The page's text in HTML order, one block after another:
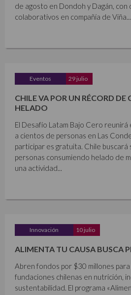
de agosto en Dondoh y Dagán, con
colaborativos en compañía de Viña...
Eventos 29 julio
CHILE VA POR UN RÉCORD DE
HELADO
El Desafío Latam Bajo Cero
a cientos de personas en Las
participar es gratuita. Chile
personas consumiendo helado de
una actividad...
Innovación 10 julio
ALIMENTA TU CAUSA BUSCA
Abren fondos por $30 millones
fundaciones chilenas en nutrición,
sustentabilidad. El programa